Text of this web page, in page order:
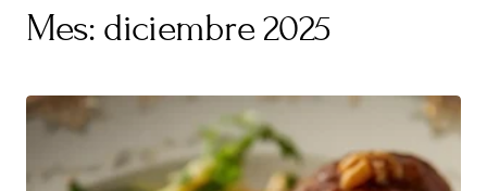
Mes: diciembre 2025